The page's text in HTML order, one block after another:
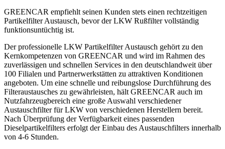
GREENCAR empfiehlt seinen Kunden stets einen rechtzeitigen
Partikelfilter Austausch, bevor der LKW Rußfilter vollständig
funktionsuntüchtig ist.
Der professionelle LKW Partikelfilter Austausch gehört zu den
Kernkompetenzen von GREENCAR und wird im Rahmen des
zuverlässigen und schnellen Services in den deutschlandweit über
100 Filialen und Partnerwerkstätten zu attraktiven Konditionen
angeboten. Um eine schnelle und reibungslose Durchführung des
Filteraustausches zu gewährleisten, hält GREENCAR auch im
Nutzfahrzeugbereich eine große Auswahl verschiedener
Austauschfilter für LKW von verschiedenen Herstellern bereit.
Nach Überprüfung der Verfügbarkeit eines passenden
Dieselpartikelfilters erfolgt der Einbau des Austauschfilters innerhalb
von 4-6 Stunden.